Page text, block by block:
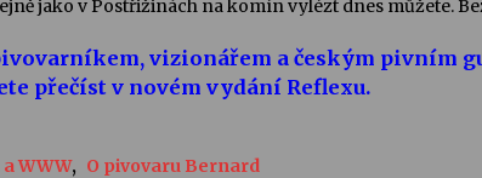
jako v Postřižinách na komín vylézt dnes můžete.
vizionářem a českým pivním
přečíst v novém vydání Reflexu.
WWW, O pivovaru Bernard